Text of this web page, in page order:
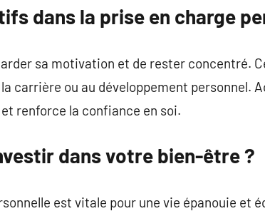
dans la prise en charge
sa motivation et de rester concentré.
carrière ou au développement personnel.
renforce la confiance en soi.
dans votre bien-être ?
est vitale pour une vie épanouie et